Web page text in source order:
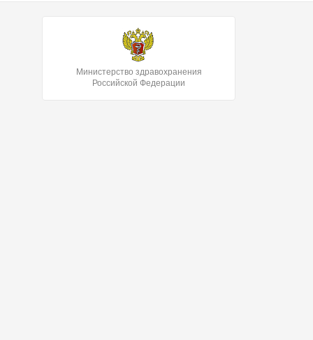
Министерство здравохранения
Российской Федерации